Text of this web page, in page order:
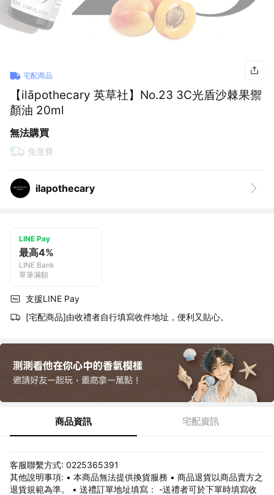
宅配商品
【ilāpothecary 英草社】No.23 3C光盾沙棘果禦
顏油 20ml
無法購買
免運費
ilapothecary
LINE Pay
最高4%
LINE Bank
單筆滿額
支援LINE Pay
[宅配商品]由收禮者自行填寫收件地址，便利又貼心。
商品資訊 宅配資訊
客服聯繫方式: 0225365391
其他說明事項: • 本商品無法提供換貨服務 • 商品退貨以商品賣方之
退貨規範為準。 • 送禮訂單地址填寫： -送禮者可於下單時填寫收